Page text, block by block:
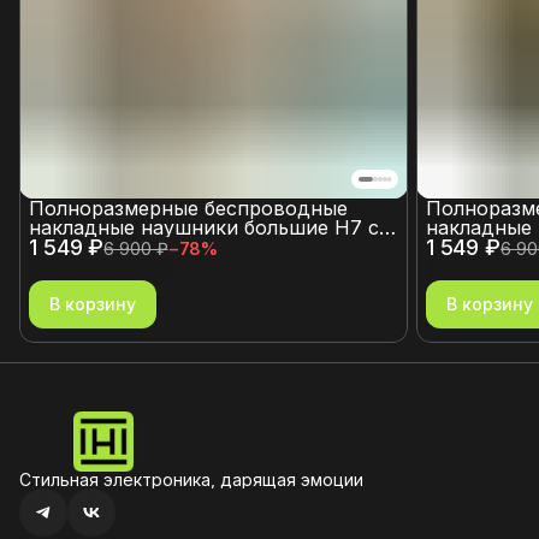
1 549 ₽6 900 ₽−78%
Полноразмерные беспроводные
накладные наушники большие H7 с
пассивным шумоподавлением и
памяти хаки
В корзину
1 549 ₽6
памяти
В корзину
Стильная электроника, дарящая эмоции